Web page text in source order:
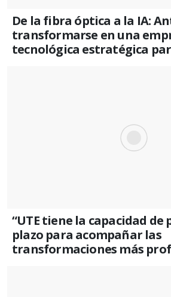
De la fibra óptica a la IA:
transformarse en una
tecnológica estratégica
“UTE tiene la capacidad de
plazo para acompañar las
transformaciones más